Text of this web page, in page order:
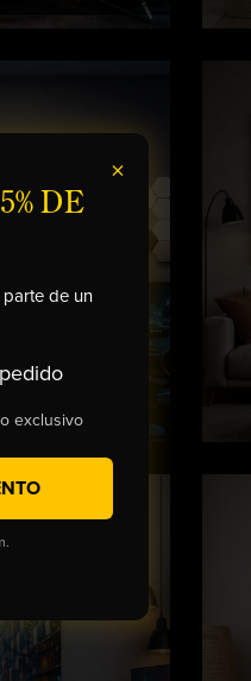
×
DE
de un
exclusivo